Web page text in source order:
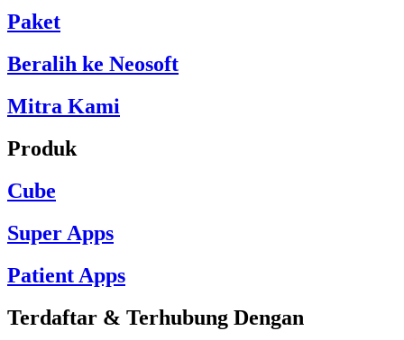
Paket
Beralih ke Neosoft
Mitra Kami
Produk
Cube
Super Apps
Patient Apps
Terdaftar & Terhubung Dengan